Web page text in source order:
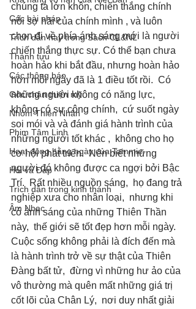
Các bài pháp
Trích dẫn hay trong Sách CL&NL
Thành tựu
Các thông báo
Góc chân thiện mỹ
Nhóm Thiên Nhãn
Phim Tâm Linh
Hoạt động hằng ngày của Tammie
Hỏi và Đáp
Trích dẫn trong kinh thánh
Âm Nhạc
chúng ta lớn khôn, chiến thắng chính
nỗi sợ hãi của chính mình , và luôn
chọn đi về phía ánh sáng mới là người
chiến thắng thực sự. Có thể bạn chưa
hoàn hảo khi bắt đầu, nhưng hoàn hảo
hơn mỗi ngày đã là 1 điều tốt rồi.  Có
những người không có năng lực,
không có sự công chính,  cứ suốt ngày
soi mói và và đánh giá hành trình của
những người tốt khác ,  không cho họ
cơ hội phát triển.  Nên biết những
người đó không được ca ngợi bởi Bậc
Trí.  Rất nhiều nguồn sáng,  họ đang trả
nghiệp xưa cho nhân loại,  nhưng khi
có ánh sáng của những Thiên Thần
này,  thế giới sẽ tốt đẹp hơn mỗi ngày.
Cuộc sống không phải là đích đến mà
là hành trình trở về sự thật của Thiên
Đàng bất tử,  đừng vì những hư ảo của
vô thường mà quên mất những giá trị
cốt lõi của Chân Lý,  nơi duy nhất giải